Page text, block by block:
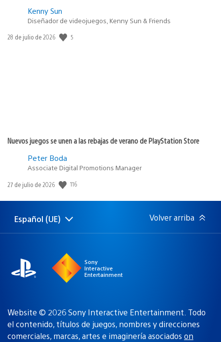
Kenny Sun
Diseñador de videojuegos, Kenny Sun & Friends
Fecha
28 de julio de 2026 5
Nuevos juegos se unen a las rebajas de verano de PlayStation Store
Peter Boda
Associate Digital Promotions Manager
Fecha
publicación:
27 de julio de 2026 116
Selecciona
Región
Español (UE) Volver arriba
Sony
Interactive
Entertainment
Website © 2026 Sony Interactive Entertainment. Todo
el contenido, títulos de juegos, nombres y direcciones
comerciales, marcas, artes e imaginería asociados on